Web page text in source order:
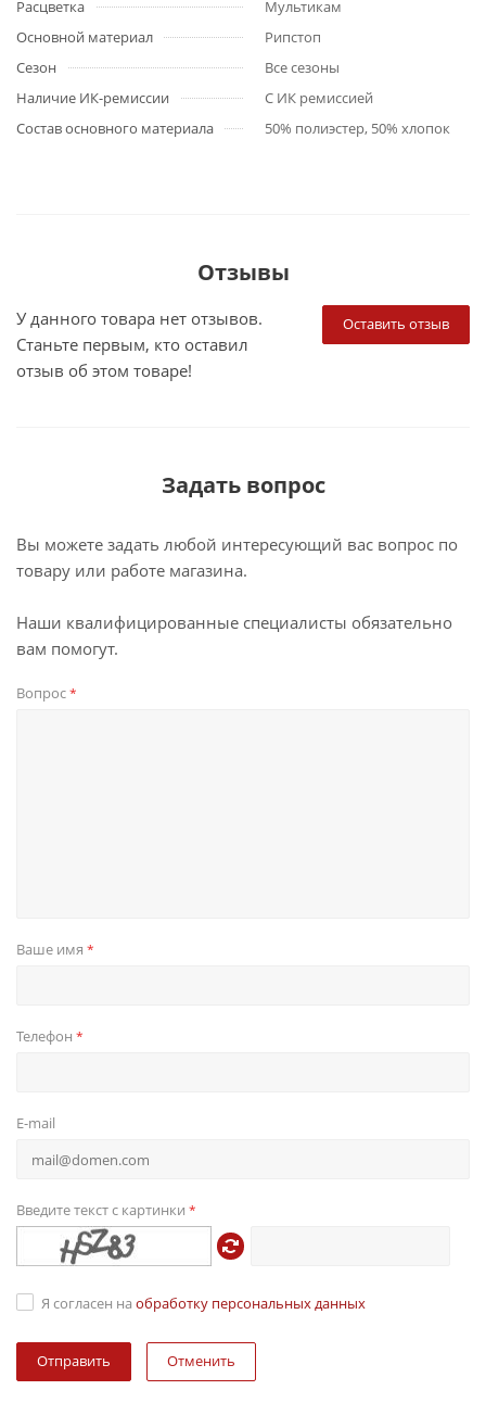
Расцветка
Мультикам
Основной материал
Рипстоп
Сезон
Все сезоны
Наличие ИК-ремиссии
С ИК ремиссией
Состав основного материала
50% полиэстер, 50% хлопок
Отзывы
Оставить отзыв
У данного товара нет отзывов.
Станьте первым, кто оставил
отзыв об этом товаре!
Задать вопрос
Вы можете задать любой интересующий вас вопрос по
товару или работе магазина.
Наши квалифицированные специалисты обязательно
вам помогут.
Вопрос*
Ваше имя *
Телефон *
E-mail
Введите текст с картинки *
Я согласен на обработку персональных данных
Отменить